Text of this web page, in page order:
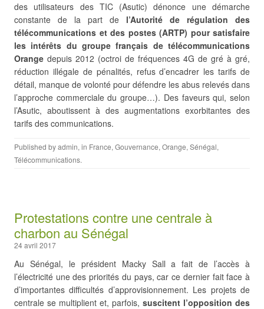
des utilisateurs des TIC (Asutic) dénonce une démarche
constante de la part de l’Autorité de régulation des
télécommunications et des postes (ARTP) pour satisfaire
les intérêts du groupe français de télécommunications
Orange depuis 2012 (octroi de fréquences 4G de gré à gré,
réduction illégale de pénalités, refus d’encadrer les tarifs de
détail, manque de volonté pour défendre les abus relevés dans
l’approche commerciale du groupe…). Des faveurs qui, selon
l’Asutic, aboutissent à des augmentations exorbitantes des
tarifs des communications.
Published byadmin, in France, Gouvernance, Orange, Sénégal,
Télécommunications.
Protestations contre une centrale à
charbon au Sénégal
24 avril 2017
Au Sénégal, le président Macky Sall a fait de l’accès à
l’électricité une des priorités du pays, car ce dernier fait face à
d’importantes difficultés d’approvisionnement. Les projets de
centrale se multiplient et, parfois, suscitent l’opposition des